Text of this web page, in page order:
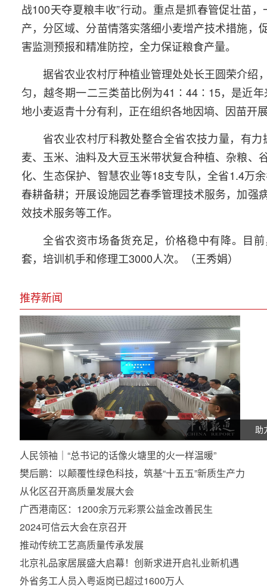
战100天夺夏粮丰收”行动。重点是抓春管促壮苗
产，分区域、分苗情落实落细小麦增产技术措施
害监测预报和精准防控，全力保证粮食产量。
据省农业农村厅种植业管理处处长王圆荣介绍
匀，越冬期一二三类苗比例为41∶44∶15，是近
地小麦返青十分有利，正在组织各地因墒、因苗开
省农业农村厅科教处整合全省农技力量，有
麦、玉米、油料及大豆玉米带状复合种植、杂粮
化、生态保护、智慧农业等18支专队，全省1.4万
春耕备耕；开展设施园艺春季管理技术服务，加强
效技术服务等工作。
全省农资市场备货充足，价格稳中有降。目
套，培训机手和修理工3000人次。（王秀娟）
推荐新闻
助
人民领袖｜“总书记的话像火塘里的火一样温暖”
樊后鹏：以颠覆性绿色科技，筑基“十五五”新质生产力
从化区召开高质量发展大会
广西港南区：1200余万元彩票公益金改善民生
2024可信云大会在京召开
推动传统工艺高质量传承发展
北京礼品家居展盛大启幕！创新求进开启礼业新机遇
外省务工人员入粤返岗已超过1600万人